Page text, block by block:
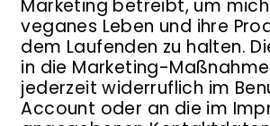
Marketing betreibt, um
veganes Leben und ihre
dem Laufenden zu halten.
in die Marketing-
jederzeit widerruflich im
Account oder an die im